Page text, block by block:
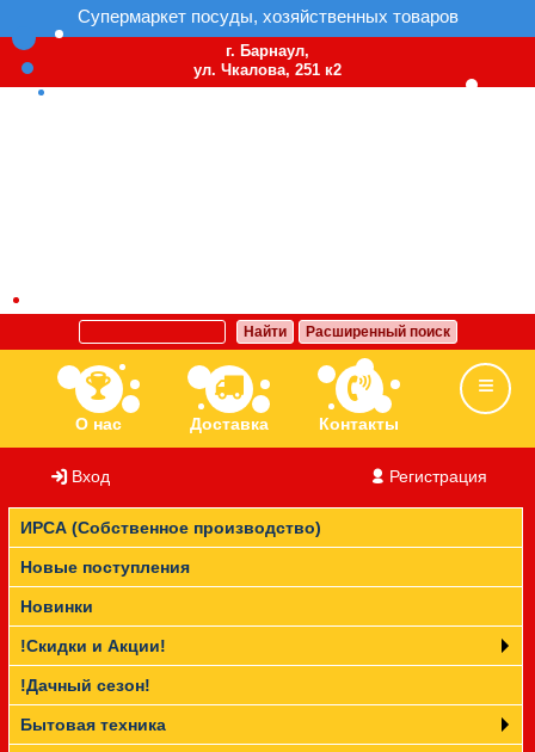
Супермаркет посуды, хозяйственных товаров
г. Барнаул,
ул. Чкалова, 251 к2
Найти Расширенный поиск
О нас Доставка Контакты
Ассортимент Бренды Вакансии
Прайс-лист
Вход Регистрация
ИРСА (Собственное производство)
Новые поступления
Новинки
!Скидки и Акции!
!Дачный сезон!
Бытовая техника